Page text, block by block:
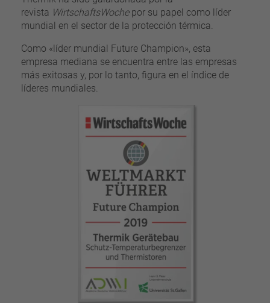
revista WirtschaftsWochepor su papel como líder
mundial en el sector de la protección térmica.
Como «líder mundial Future Champion», esta
empresa mediana se encuentra entre las empresas
más exitosas y, por lo tanto, figura en el índice de
líderes mundiales.